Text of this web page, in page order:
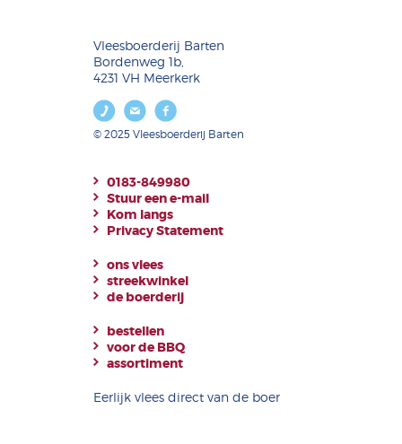
Vleesboerderij Barten
Bordenweg 1b,
4231 VH Meerkerk
© 2025 Vleesboerderij Barten
0183-849980
Stuur een e-mail
Kom langs
Privacy Statement
ons vlees
streekwinkel
de boerderij
bestellen
voor de BBQ
assortiment
Eerlijk vlees direct van de boer